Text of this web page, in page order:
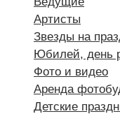
Артисты
Звезды на
Юбилей, день
Фото и видео
Аренда
Детские